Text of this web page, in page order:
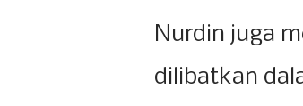
Nurdin juga
dilibatkan